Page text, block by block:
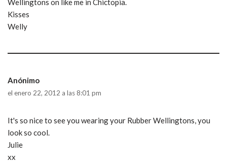
Wellingtons on like me in Chictopia.
Kisses
Welly
Anónimo
el enero 22, 2012 a las 8:01 pm
It's so nice to see you wearing your Rubber Wellingtons, you
look so cool.
Julie
xx